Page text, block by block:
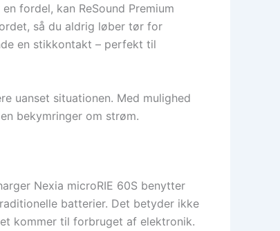
fordel, kan ReSound Premium
så du aldrig løber tør for
en stikkontakt – perfekt til
uanset situationen. Med mulighed
bekymringer om strøm.
Nexia microRIE 60S benytter
batterier. Det betyder ikke
kommer til forbruget af elektronik.